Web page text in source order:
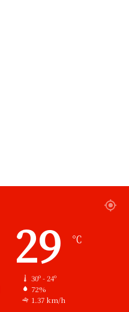
29 ℃
30º - 24º
72%
1.37 km/h